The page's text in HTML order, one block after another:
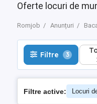
Oferte locuri de
Romjob Anunțuri
Filtre 3
Filtre active: Locuri